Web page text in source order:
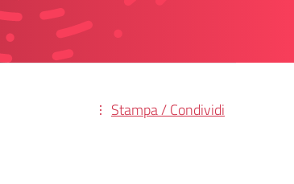
Stampa / Condividi